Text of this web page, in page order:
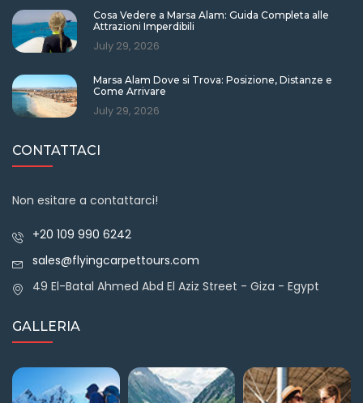
Cosa Vedere a Marsa Alam: Guida Completa alle
Attrazioni Imperdibili
July 29, 2026
Marsa Alam Dove si Trova: Posizione, Distanze e
Come Arrivare
July 29, 2026
CONTATTACI
Non esitare a contattarci!
+20 109 990 6242
sales@flyingcarpettours.com
49 El-Batal Ahmed Abd El Aziz Street - Giza - Egypt
GALLERIA